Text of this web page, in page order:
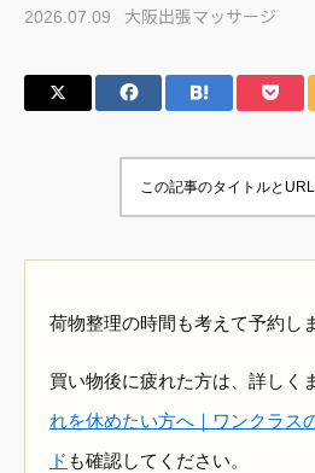
2026.07.09 大阪出張マッサージ
この記事のタイトルと
荷物整理の時間も考えて予約し
買い物後に疲れた方は、詳しく
れを休めたい方へ｜ワンクラス
ド も確認してください。